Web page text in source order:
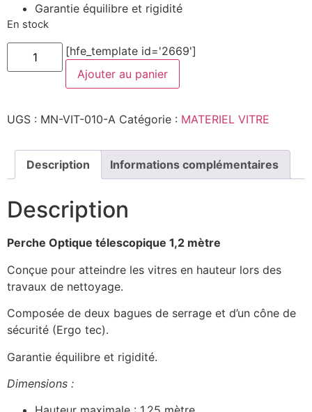
Garantie équilibre et rigidité
En stock
[hfe_template id='2669']
quantité
Perche
télescopique
2
x
m
UNGER
Ajouter au panier
UGS : MN-VIT-010-A Catégorie : MATERIEL VITRE
Description Informations complémentaires
Description
Perche Optique télescopique 1,2 mètre
Conçue pour atteindre les vitres en hauteur lors des
travaux de nettoyage.
Composée de deux bagues de serrage et d’un cône de
sécurité (Ergo tec).
Garantie équilibre et rigidité.
Dimensions :